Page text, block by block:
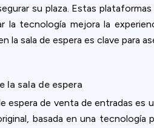
su plaza. Estas
la tecnología mejora la
la sala de espera es clave para
la sala de espera
espera de venta de entradas es
basada en una tecnología